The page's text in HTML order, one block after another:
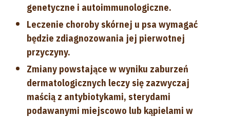
genetyczne i autoimmunologiczne.
Leczenie choroby skórnej u psa wymagać
będzie zdiagnozowania jej pierwotnej
przyczyny.
Zmiany powstające w wyniku zaburzeń
dermatologicznych leczy się zazwyczaj
maścią z antybiotykami, sterydami
podawanymi miejscowo lub kąpielami w